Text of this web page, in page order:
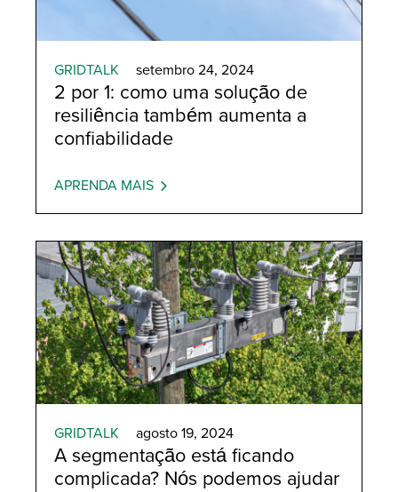
GRIDTALK setembro 24, 2024
2 por 1: como uma solução de
resiliência também aumenta a
confiabilidade
APRENDA MAIS
GRIDTALK agosto 19, 2024
A segmentação está ficando
complicada? Nós podemos ajudar